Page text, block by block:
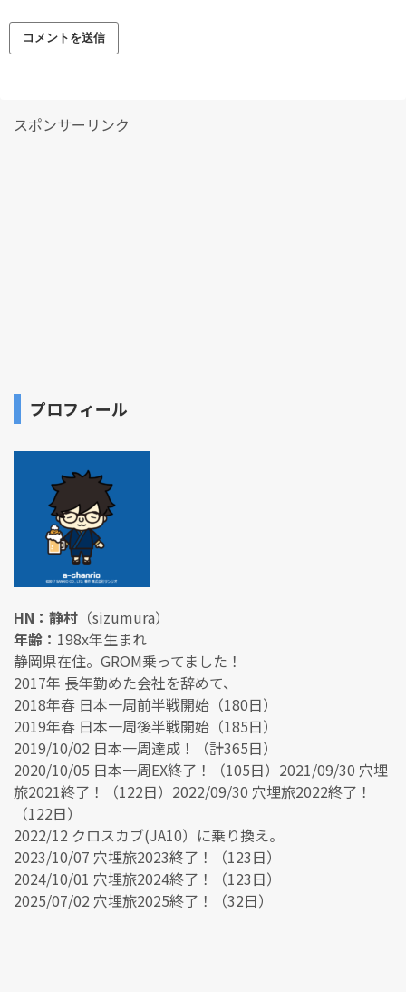
スポンサーリンク
プロフィール
HN：静村 （sizumura）
年齢： 198x年生まれ
静岡県在住。GROM乗ってました！
2017年 長年勤めた会社を辞めて、
2018年春 日本一周前半戦開始（180日）
2019年春 日本一周後半戦開始（185日）
2019/10/02 日本一周達成！（計365日）
2020/10/05 日本一周EX終了！（105日）2021/09/30 穴埋
旅2021終了！（122日）2022/09/30 穴埋旅2022終了！
（122日）
2022/12 クロスカブ(JA10）に乗り換え。
2023/10/07 穴埋旅2023終了！（123日）
2024/10/01 穴埋旅2024終了！（123日）
2025/07/02 穴埋旅2025終了！（32日）